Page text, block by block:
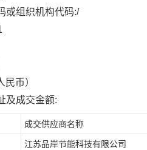
或组织机构代码:/
民币）
及成交金额:
成交供应商名称
江苏品岸节能科技有限公司